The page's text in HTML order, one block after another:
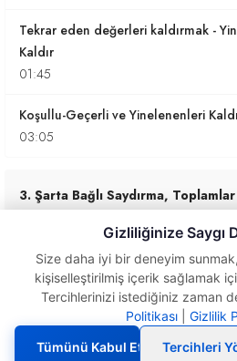
Tekrar eden değerleri kaldırmak -
Kaldır
01:45
Koşullu-Geçerli ve Yinelenenleri
03:05
3. Şarta Bağlı Saydırma,
4. Eğer İşlevi ve Detayları
/ 4
Koşullu Biçimlendirme
Simge Kümeleri ile
çalışmak
Gizliliğinize Saygı
Size daha iyi bir deneyim
kişiselleştirilmiş içerik sağlamak
Tercihlerinizi istediğiniz zaman
Politikası
Gizlilik
Tümünü Kabul Et
Tercihleri